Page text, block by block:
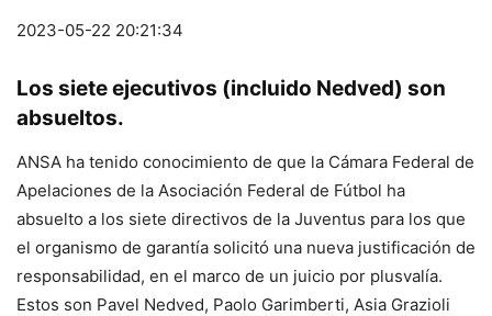
2023-05-22 20:21:34
Los siete ejecutivos (incluido Nedved) son
absueltos.
ANSA ha tenido conocimiento de que la Cámara Federal de
Apelaciones de la Asociación Federal de Fútbol ha
absuelto a los siete directivos de la Juventus para los que
el organismo de garantía solicitó una nueva justificación de
responsabilidad, en el marco de un juicio por plusvalía.
Estos son Pavel Nedved, Paolo Garimberti, Asia Grazioli